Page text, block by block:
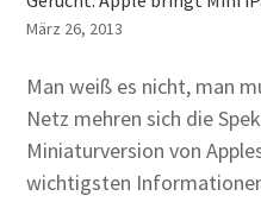
März 26, 2013
Man weiß es nicht, man
Netz mehren sich die
Miniaturversion von
wichtigsten